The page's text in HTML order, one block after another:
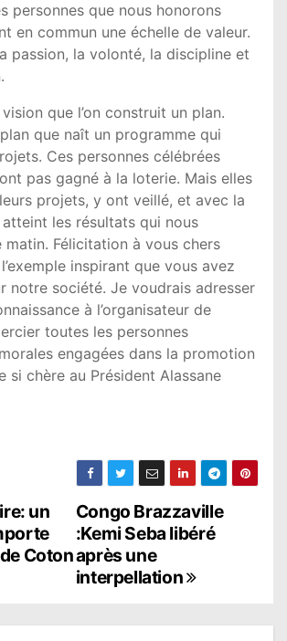
personnes que nous honorons
en commun une échelle de valeur.
passion, la volonté, la discipline et
vision que l’on construit un plan.
que naît un programme qui
Ces personnes célébrées
pas gagné à la loterie. Mais elles
projets, y ont veillé, et avec la
les résultats qui nous
matin. Félicitation à vous chers
inspirant que vous avez
notre société. Je voudrais adresser
à l’organisateur de
toutes les personnes
engagées dans la promotion
si chère au Président Alassane
Congo Brazzaville
:Kemi Seba libéré
après une
interpellation
un
Coton